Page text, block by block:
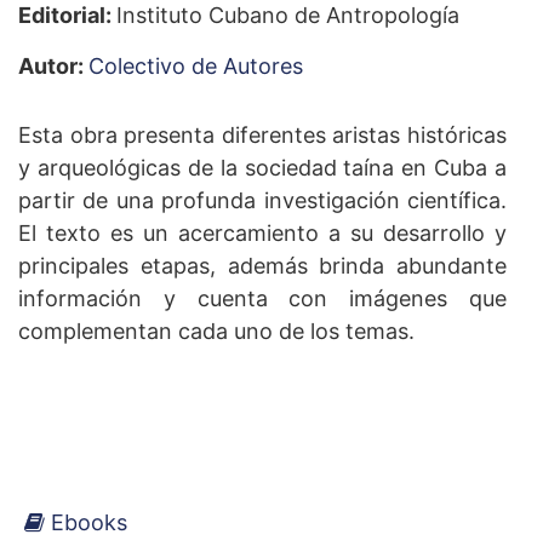
Editorial: Instituto Cubano de Antropología
Autor: Colectivo de Autores
Esta obra presenta diferentes aristas históricas
y arqueológicas de la sociedad taína en Cuba a
partir de una profunda investigación científica.
El texto es un acercamiento a su desarrollo y
principales etapas, además brinda abundante
información y cuenta con imágenes que
complementan cada uno de los temas.
Ebooks